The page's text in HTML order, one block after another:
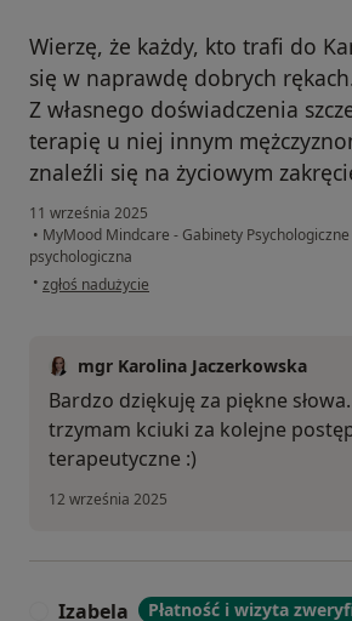
Wierzę, że każdy, kto trafi do
się w naprawdę dobrych
Z własnego doświadczenia
terapię u niej innym
znaleźli się na życiowym
11 września 2025
• MyMood Mindcare - Gabinety Psychologiczne
psychologiczna
• w opinii użytkownika Pacjent
zgłoś nadużycie
mgr Karolina Jaczerkowska
Bardzo dziękuję za piękne
trzymam kciuki za kolejne
terapeutyczne :)
12 września 2025
Izabela Płatność i wizyta